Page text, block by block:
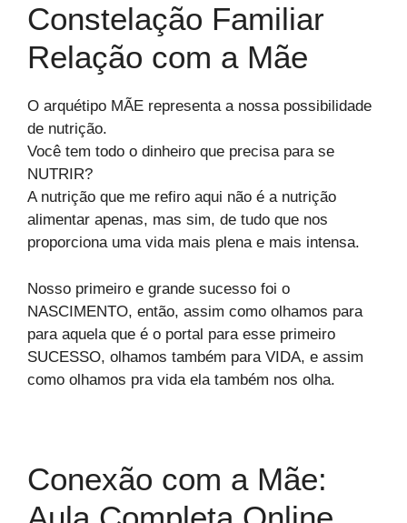
Constelação Familiar
Relação com a Mãe
O arquétipo MÃE representa a nossa possibilidade
de nutrição.
Você tem todo o dinheiro que precisa para se
NUTRIR?
A nutrição que me refiro aqui não é a nutrição
alimentar apenas, mas sim, de tudo que nos
proporciona uma vida mais plena e mais intensa.
Nosso primeiro e grande sucesso foi o
NASCIMENTO, então, assim como olhamos para
para aquela que é o portal para esse primeiro
SUCESSO, olhamos também para VIDA, e assim
como olhamos pra vida ela também nos olha.
Conexão com a Mãe: